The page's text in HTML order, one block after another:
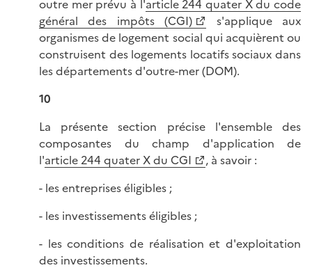
outre mer prévu à l'article 244 quater X du code
général des impôts (CGI)
s'applique aux
organismes de logement social qui acquièrent ou
construisent des logements locatifs sociaux dans
les départements d'outre-mer (DOM).
10
La présente section précise l'ensemble des
composantes du champ d'application de
l'article 244 quater X du CGI
, à savoir :
- les entreprises éligibles ;
- les investissements éligibles ;
- les conditions de réalisation et d'exploitation
des investissements.